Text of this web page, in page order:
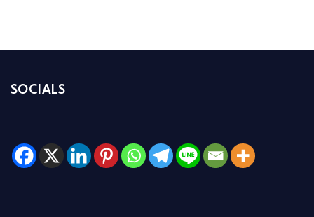
SOCIALS